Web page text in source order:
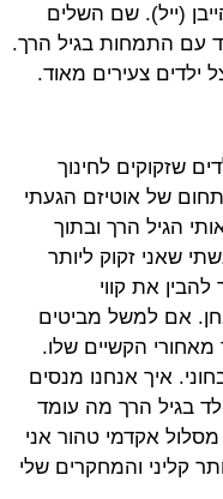
הייבן (ייל). שם השלים
עם התמחות בגיל הרך.
ילדים צעירים מאוד.
שזקוקים לחינוך
של אוטיזם הגעתי
הגיל הרך ובתוך
שאני זקוק ליותר
את קווי
אם למשל מביטים
מאחורי הקשיים שלו.
איך אנחנו מנסים
בגיל הרך מה עומד
מסלול אקדמי טהור אני
קליני והמחקרים שלי